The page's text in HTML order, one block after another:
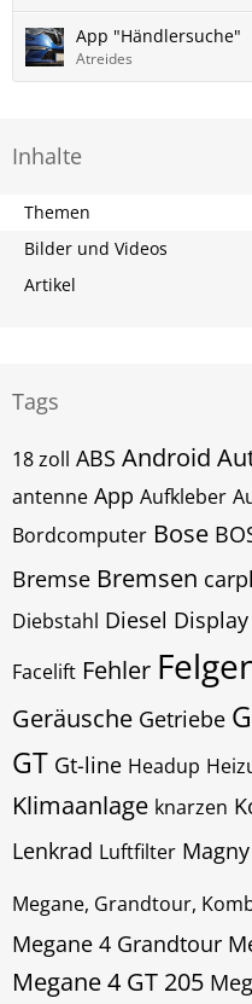
App "Händlersuche"
Atreides
Inhalte
Themen
Bilder und Videos
Artikel
Tags
18 zoll ABS Android
antenne App Aufkleber
Bordcomputer Bose
Bremse Bremsen
Diebstahl Diesel Display
Facelift Fehler
Geräusche Getriebe
GT Gt-line Headup
Klimaanlage knarzen
Lenkrad Luftfilter
Megane, Grandtour,
Megane 4 Grandtour
Megane 4 GT 205